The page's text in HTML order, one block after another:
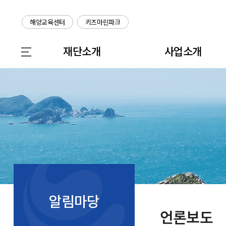
해양교육센터 키즈마린파크
재단소개 사업소개
알림마당
언론보도